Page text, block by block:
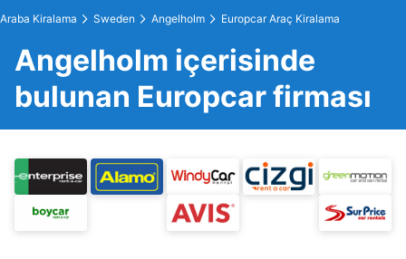
Araba Kiralama Sweden Angelholm Europcar Araç Kiralama
Angelholm içerisinde
bulunan Europcar firması